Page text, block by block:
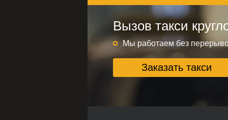
Подмосковье и
Круглосуточно без
Заказать такси
Вызов такси
Мы работаем без
Заказать такси